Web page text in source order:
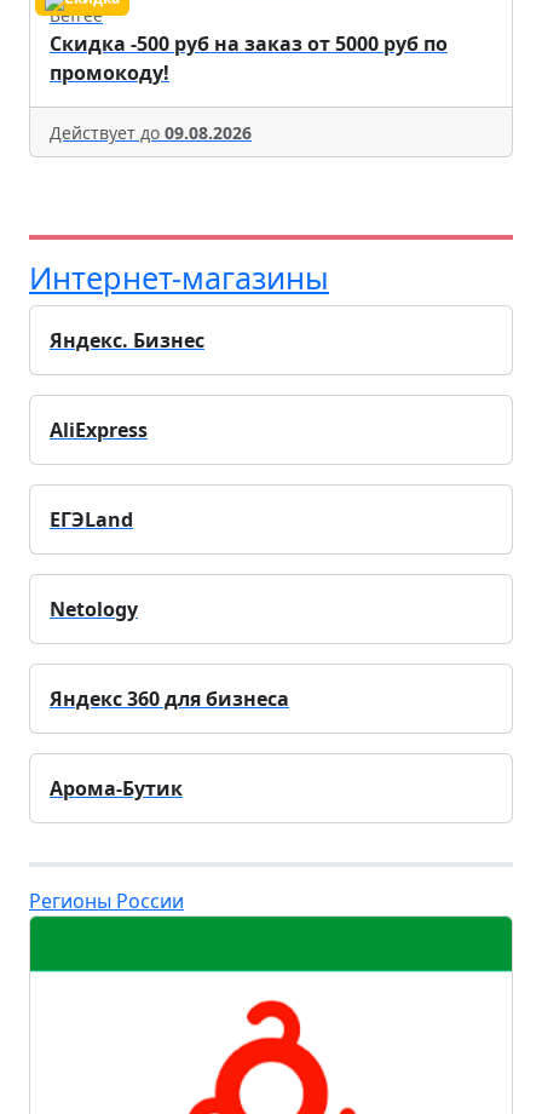
Befree
Скидка -500 руб на заказ от 5000 руб по
промокоду!
Действует до 09.08.2026
Интернет-магазины
Яндекс. Бизнес
AliExpress
ЕГЭLand
Netology
Яндекс 360 для бизнеса
Арома-Бутик
Регионы России